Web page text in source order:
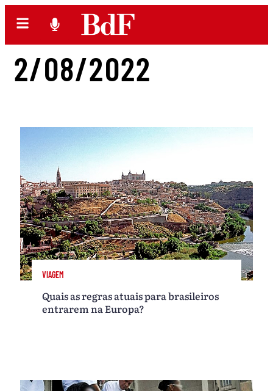
2/08/2022
VIAGEM
Quais as regras atuais para brasileiros
entrarem na Europa?